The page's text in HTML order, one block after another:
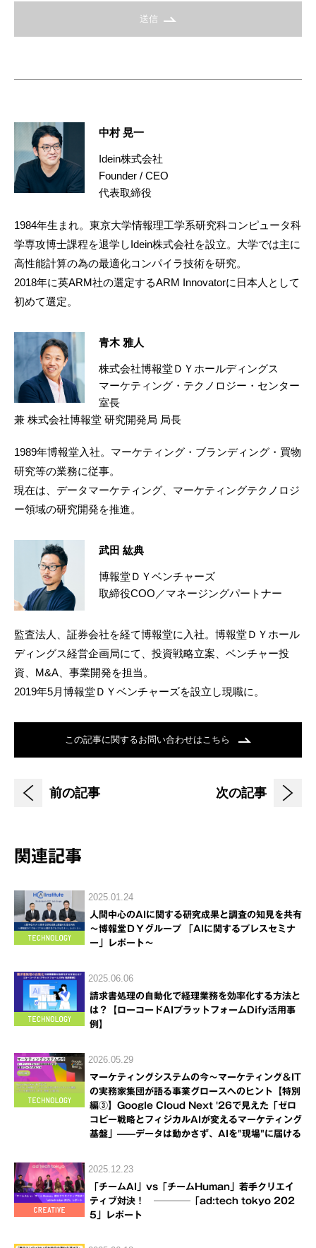
送信
中村 晃一
Idein株式会社
Founder / CEO
代表取締役
1984年生まれ。東京大学情報理工学系研究科コンピュータ科
学専攻博士課程を退学しIdein株式会社を設立。大学では主に
高性能計算の為の最適化コンパイラ技術を研究。
2018年に英ARM社の選定するARM Innovatorに日本人として
初めて選定。
青木 雅人
株式会社博報堂ＤＹホールディングス
マーケティング・テクノロジー・センター
室長
兼 株式会社博報堂 研究開発局 局長
1989年博報堂入社。マーケティング・ブランディング・買物
研究等の業務に従事。
現在は、データマーケティング、マーケティングテクノロジ
ー領域の研究開発を推進。
武田 紘典
博報堂ＤＹベンチャーズ
取締役COO／マネージングパートナー
監査法人、証券会社を経て博報堂に入社。博報堂ＤＹホール
ディングス経営企画局にて、投資戦略立案、ベンチャー投
資、M&A、事業開発を担当。
2019年5月博報堂ＤＹベンチャーズを設立し現職に。
この記事に関するお問い合わせはこちら
前の記事 次の記事
関連記事
2025.01.24
人間中心のAIに関する研究成果と調査の知見を共有
～博報堂ＤＹグループ 「AIに関するプレスセミナ
ー」レポート～
2025.06.06
請求書処理の自動化で経理業務を効率化する方法と
は？【ローコードAIプラットフォームDify活用事
例】
2026.05.29
マーケティングシステムの今～マーケティング＆IT
の実務家集団が語る事業グロースへのヒント【特別
編③】Google Cloud Next '26で見えた「ゼロ
コピー戦略とフィジカルAIが変えるマーケティング
基盤」——データは動かさず、AIを"現場"に届ける
2025.12.23
「チームAI」vs「チームHuman」若手クリエイ
ティブ対決！ ────「ad:tech tokyo 202
5」レポート